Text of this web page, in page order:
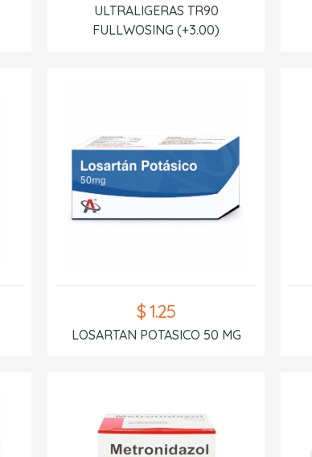
ULTRALIGERAS TR90
FULLWOSING (+3.00)
$ 1.25
LOSARTAN POTASICO 50 MG